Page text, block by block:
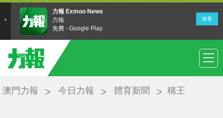
澳門力報 今日力報 體育新聞 稱王